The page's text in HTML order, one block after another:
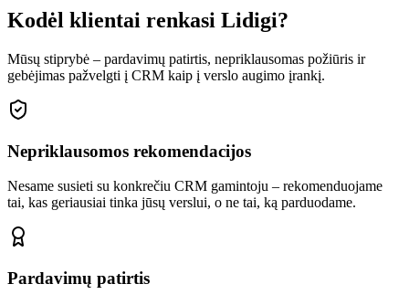
Kodėl klientai renkasi Lidigi?
Mūsų stiprybė – pardavimų patirtis, nepriklausomas požiūris ir
gebėjimas pažvelgti į CRM kaip į verslo augimo įrankį.
Nepriklausomos rekomendacijos
Nesame susieti su konkrečiu CRM gamintoju – rekomenduojame
tai, kas geriausiai tinka jūsų verslui, o ne tai, ką parduodame.
Pardavimų patirtis